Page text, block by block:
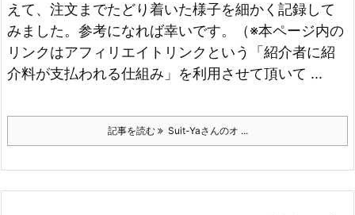
えて、注文までたどり着いた様子を細かく記録して
みました。参考になれば幸いです。（※本ページ内の
リンクはアフィリエイトリンクという「紹介者に紹
介料が支払われる仕組み」を利用させて頂いて ...
記事を読む Suit-Yaさんのオ ...